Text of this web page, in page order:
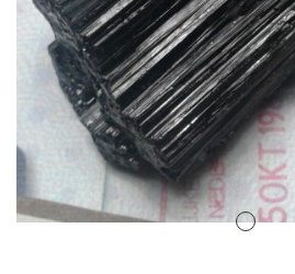
Bolas de Cristal
Brujas de Artesanía
Cofre de los Deseos
Diosas Celtas
Duendes